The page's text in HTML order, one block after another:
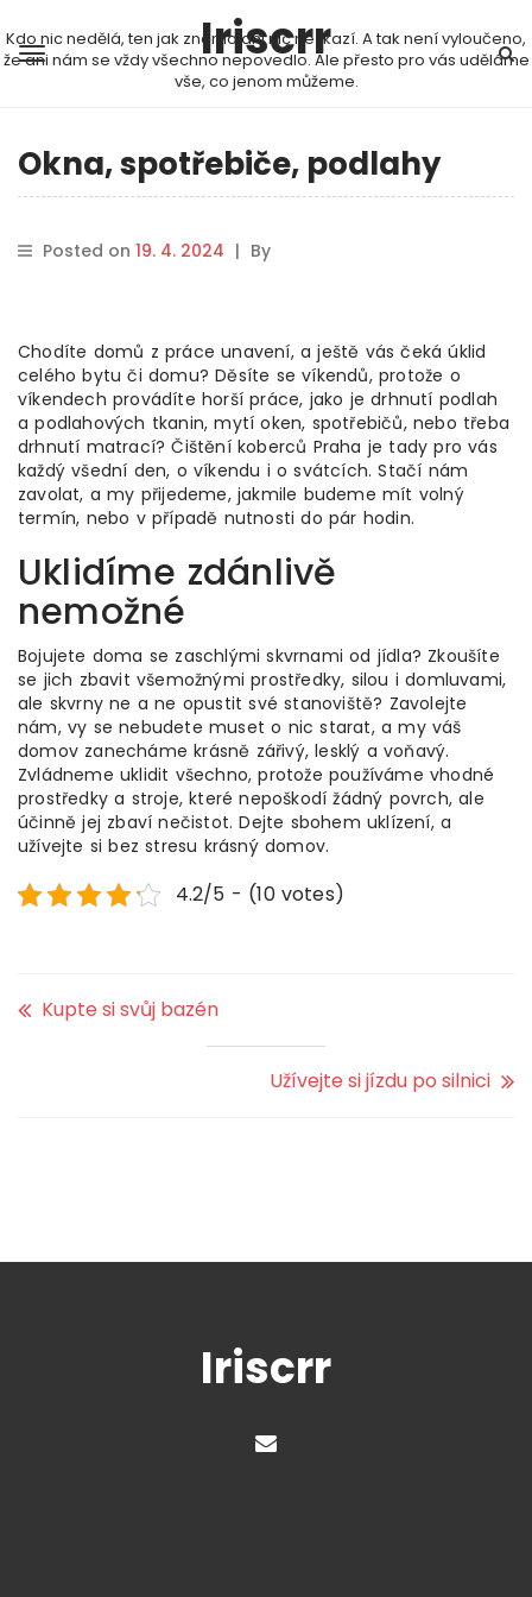
Iriscrr
Kdo nic nedělá, ten jak známo ani nic nezkazí. A tak není vyloučeno,
že ani nám se vždy všechno nepovedlo. Ale přesto pro vás uděláme
vše, co jenom můžeme.
Okna, spotřebiče, podlahy
Posted on 19. 4. 2024 | By
Chodíte domů z práce unavení, a ještě vás čeká úklid
celého bytu či domu? Děsíte se víkendů, protože o
víkendech provádíte horší práce, jako je drhnutí podlah
a podlahových tkanin, mytí oken, spotřebičů, nebo třeba
drhnutí matrací?Čištění koberců Praha je tady pro vás
každý všední den, o víkendu i o svátcích. Stačí nám
zavolat, a my přijedeme, jakmile budeme mít volný
termín, nebo v případě nutnosti do pár hodin.
Uklidíme zdánlivě
nemožné
Bojujete doma se zaschlými skvrnami od jídla? Zkoušíte
se jich zbavit všemožnými prostředky, silou i domluvami,
ale skvrny ne a ne opustit své stanoviště? Zavolejte
nám, vy se nebudete muset o nic starat, a my váš
domov zanecháme krásně zářivý, lesklý a voňavý.
Zvládneme uklidit všechno, protože používáme vhodné
prostředky a stroje, které nepoškodí žádný povrch, ale
účinně jej zbaví nečistot. Dejte sbohem uklízení, a
užívejte si bez stresu krásný domov.
4.2/5 - (10 votes)
Kupte si svůj bazén
Užívejte si jízdu po silnici
Iriscrr